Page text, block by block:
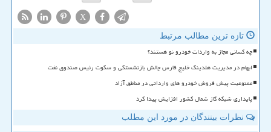
X
تازه ترین مطالب مرتبط
چه کسانی مجاز به واردات خودرو نو هستند؟
ابهام در مدیریت هلدینگ خلیج فارس چالش بازنشستگی و سکوت رئیس صندوق نفت
ممنوعیت پیش فروش خودرو های وارداتی در مناطق آزاد
پایداری شبکه گاز شمال کشور افزایش پیدا کرد
نظرات بینندگان در مورد این مطلب